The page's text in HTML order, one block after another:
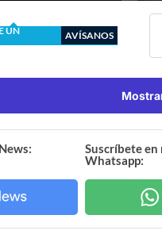
UN
AVÍSANOS
Suscríbete
Whatsapp: